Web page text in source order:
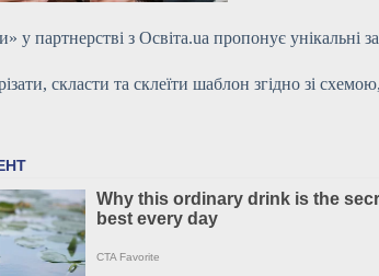
у партнерстві з Освіта.ua пропонує унікальні
скласти та склеїти шаблон згідно зі